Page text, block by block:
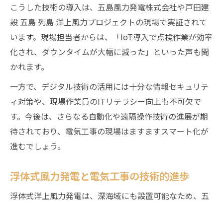
こうした技術の導入は、五島風力発電株式会社や戸田建
設 五島 列島 洋上風力プロジェクトの現場で実証されて
います。現場担当者からは、「IoT導入で点検作業が効率
化され、ダウンタイムが大幅に減った」といった声も聞
かれます。
一方で、デジタル技術の活用には十分な情報セキュリテ
ィ対策や、現場作業員のITリテラシー向上も不可欠で
す。今後は、さらなる自動化や遠隔操作技術の進展が期
待されており、電気工事の現場はますますスマート化が
進むでしょう。
浮体式風力発電と電気工事の技術的進歩
浮体式洋上風力発電は、深海域にも設置可能なため、五